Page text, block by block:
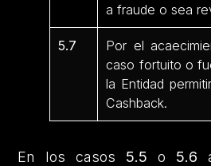
a fraude o sea
5.7
Por el
caso fortuito o
la Entidad
Cashback.
En los casos 5.5 o 5.6